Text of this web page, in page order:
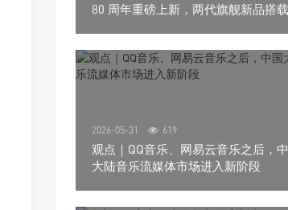
80 周年重磅上新，两代旗舰新品搭载
2026-05-31 619
观点｜QQ音乐、网易云音乐之后，
大陆音乐流媒体市场进入新阶段